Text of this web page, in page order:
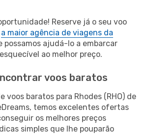
Reserve já o seu voo
a maior agência de viagens da
possamos ajudá-lo a embarcar
ao melhor preço.
voos baratos
voos baratos para Rhodes (RHO) de
temos excelentes ofertas
os melhores preços
simples que lhe pouparão